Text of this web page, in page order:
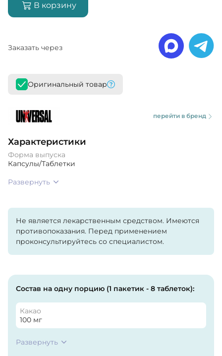
В корзину
Заказать через
Оригинальный товар
перейти в бренд
Характеристики
Форма выпуска
Капсулы/Таблетки
Развернуть
Не является лекарственным средством. Имеются
противопоказания. Перед применением
проконсультируйтесь со специалистом.
Состав на одну порцию (1 пакетик - 8 таблеток):
Какао
100 мг
Развернуть